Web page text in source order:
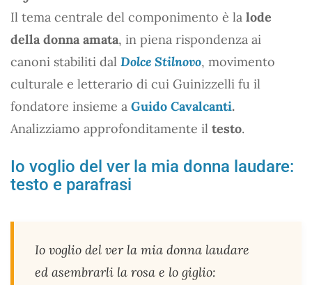
Il tema centrale del componimento è la lode
della donna amata, in piena rispondenza ai
canoni stabiliti dal Dolce Stilnovo, movimento
culturale e letterario di cui Guinizzelli fu il
fondatore insieme a Guido Cavalcanti.
Analizziamo approfonditamente il testo.
Io voglio del ver la mia donna laudare:
testo e parafrasi
Io voglio del ver la mia donna laudare
ed asembrarli la rosa e lo giglio: